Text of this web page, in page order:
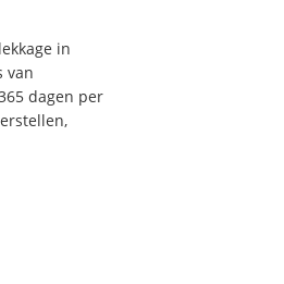
in
van
dagen per